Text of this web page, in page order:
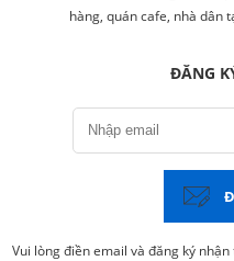
hàng, quán cafe, nhà dân
ĐĂNG
Vui lòng điền email và đăng ký